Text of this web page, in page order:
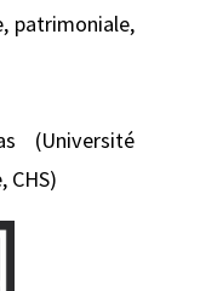
patrimoniale,
(Université
CHS)